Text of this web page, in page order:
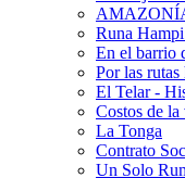
Runa
En el barrio
Por las rutas
El Telar -
Costos de
La Tonga
Contrato
Un Solo